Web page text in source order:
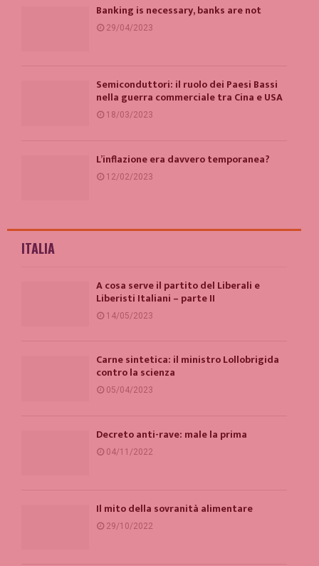
Banking is necessary, banks are not
29/04/2023
Semiconduttori: il ruolo dei Paesi Bassi
nella guerra commerciale tra Cina e USA
18/03/2023
L’inflazione era davvero temporanea?
12/02/2023
ITALIA
A cosa serve il partito del Liberali e
Liberisti Italiani – parte II
14/05/2023
Carne sintetica: il ministro Lollobrigida
contro la scienza
05/04/2023
Decreto anti-rave: male la prima
04/11/2022
Il mito della sovranità alimentare
29/10/2022